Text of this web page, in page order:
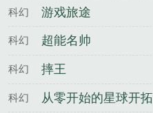
科幻 游戏旅途
科幻 超能名帅
科幻 摔王
科幻 从零开始的星球开拓